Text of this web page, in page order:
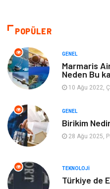
Emlak
Bilgisayar & Yazılım
Mobilya
Webmaster Araçları
Görsel
POPÜLER
GENEL
Marmaris
Neden Bu
10 Ağu 2022,
GENEL
Birikim
28 Ağu 2025,
TEKNOLOJI
Türkiye de